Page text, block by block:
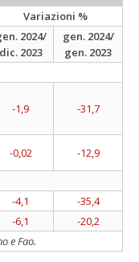
Variazioni %
2024/
dic. 2023
gen. 2024/
gen. 2023
-1,9 -31,7
-0,02
-12,9
-4,1
-35,4
-6,1
-20,2
e Fao.